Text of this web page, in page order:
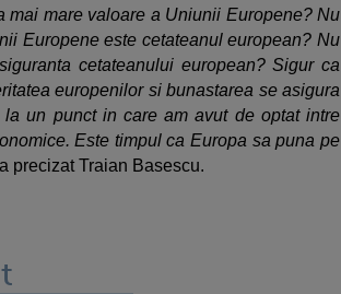
mai mare valoare a Uniunii Europene? Nu
Europene este cetateanul european? Nu
cetateanului european? Sigur ca
europenilor si bunastarea se asigura
un punct in care am avut de optat intre
Este timpul ca Europa sa puna pe
precizat Traian Basescu.